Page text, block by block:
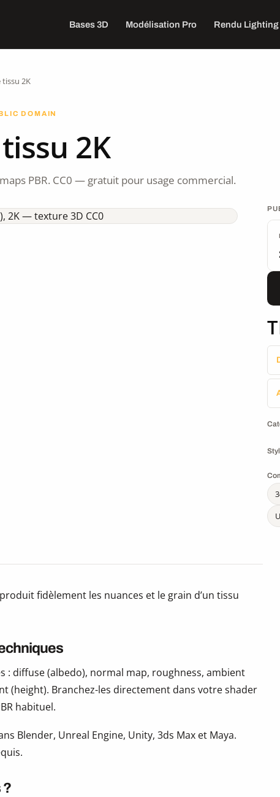
Bases 3D Modélisation Pro Rendu Lighting
2K
DOMAIN
2K
PBR. CC0 — gratuit pour usage commercial.
fidèlement les nuances et le grain d’un tissu
: diffuse (albedo), normal map, roughness, ambient
(height). Branchez-les directement dans votre shader
habituel.
Blender, Unreal Engine, Unity, 3ds Max et Maya.
?